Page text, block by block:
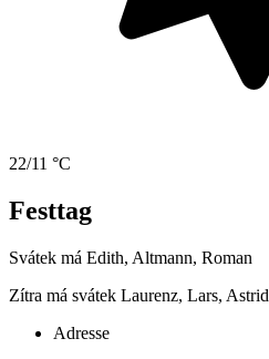
22/11 °C
Festtag
Svátek má Edith, Altmann, Roman
Zítra má svátek Laurenz, Lars, Astrid
Adresse